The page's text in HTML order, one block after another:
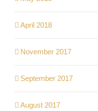
April 2018
November 2017
September 2017
August 2017